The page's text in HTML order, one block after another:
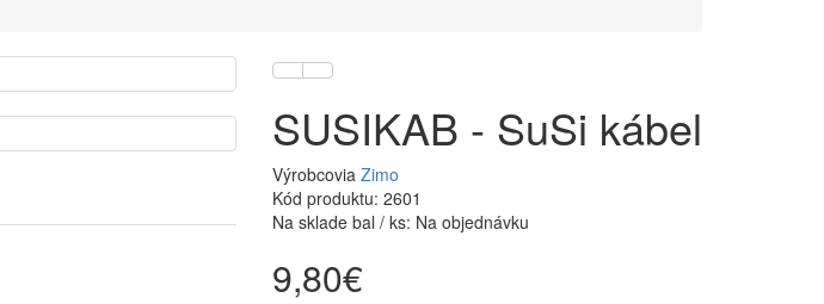
SUSIKAB - SuSi kábel
Výrobcovia Zimo
Kód produktu: 2601
Na sklade bal / ks: Na objednávku
9,80€